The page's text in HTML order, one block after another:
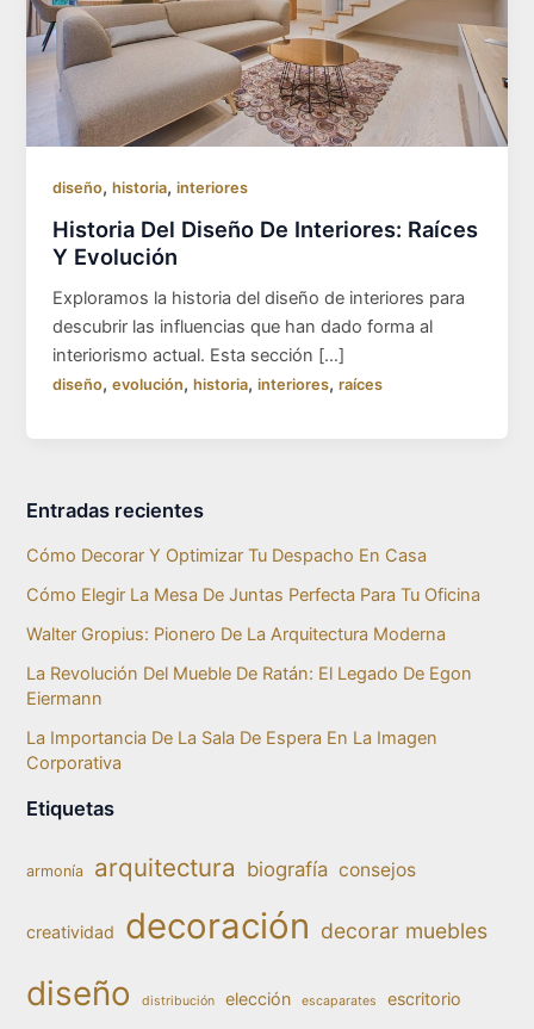
diseño,historia,interiores
Historia Del Diseño De Interiores: Raíces
Y Evolución
Exploramos la historia del diseño de interiores para
descubrir las influencias que han dado forma al
interiorismo actual. Esta sección […]
diseño,evolución,historia,interiores,raíces
Entradas recientes
Cómo Decorar Y Optimizar Tu Despacho En Casa
Cómo Elegir La Mesa De Juntas Perfecta Para Tu Oficina
Walter Gropius: Pionero De La Arquitectura Moderna
La Revolución Del Mueble De Ratán: El Legado De Egon
Eiermann
La Importancia De La Sala De Espera En La Imagen
Corporativa
Etiquetas
armonía arquitectura biografía consejos
creatividad decoración decorar muebles
diseño distribución elección escaparates escritorio